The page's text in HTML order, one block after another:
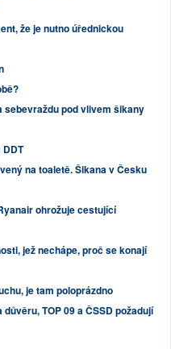
že je nutno úřednickou
pod vlivem šikany
na toaletě. Šikana v Česku
ohrožuje cestující
jež nechápe, proč se konají
je tam poloprázdno
TOP 09 a ČSSD požadují